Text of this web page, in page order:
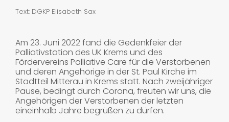
Text: DGKP Elisabeth Sax
Am 23. Juni 2022 fand die Gedenkfeier der
Palliativstation des UK Krems und des
Fördervereins Palliative Care für die Verstorbenen
und deren Angehörige in der St. Paul Kirche im
Stadtteil Mitterau in Krems statt. Nach zweijähriger
Pause, bedingt durch Corona, freuten wir uns, die
Angehörigen der Verstorbenen der letzten
eineinhalb Jahre begrüßen zu dürfen.